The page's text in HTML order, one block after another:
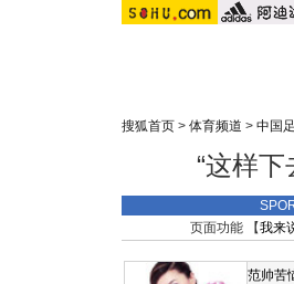
搜狐首页 > 体育频道 > 中国
“这样
页面功能 【我来
范帅苦